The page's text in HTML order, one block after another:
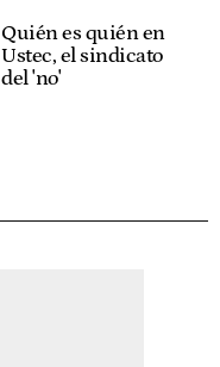
Quién es quién en
Ustec, el sindicato
del 'no'